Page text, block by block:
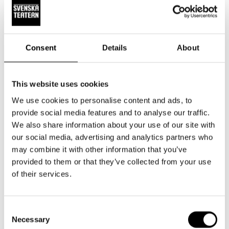
Consent Details About
This website uses cookies
We use cookies to personalise content and ads, to
provide social media features and to analyse our traffic.
We also share information about your use of our site with
our social media, advertising and analytics partners who
may combine it with other information that you’ve
provided to them or that they’ve collected from your use
of their services.
Selection
Necessary
Konstnärligt team
Text:Annina Enckell
(en nydramatisering baserad på den
senaste generationens bearbetning av Gösta Knutssons
klassiska berättelser)
Regi:David Sandqvist
Kompositör:Hanna Mikander
Scenografi: Erik Salvesen
Kostymdesign:Erika Turunen
Mask:Titta Stoor
Ljuddesign:Hanna Mikander